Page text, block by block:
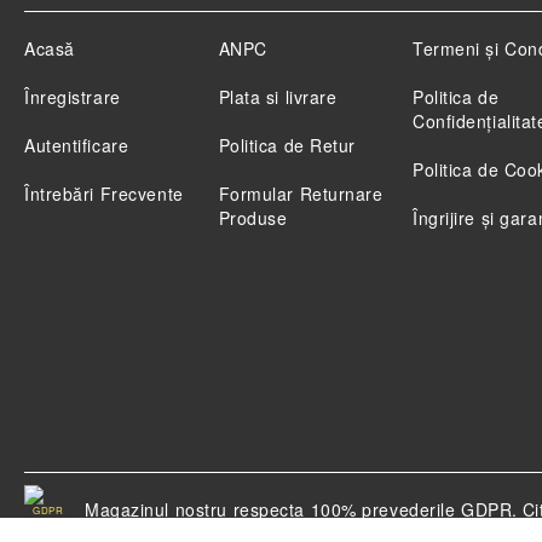
Acasă
Înregistrare
Autentificare
Întrebări Frecvente
ANPC
Plata si livrare
Politica de Retur
Formular Returnare
Produse
Termeni și
Politica de
Politica de
Îngrijire și
GDPR Magazinul nostru respecta 100% prevederile GDPR.